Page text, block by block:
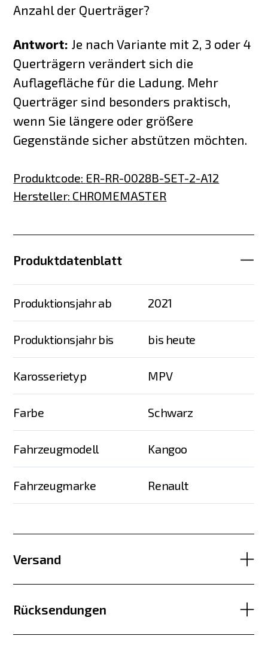
Anzahl der Querträger?
Antwort: Je nach Variante mit 2, 3 oder 4
Querträgern verändert sich die
Auflagefläche für die Ladung. Mehr
Querträger sind besonders praktisch,
wenn Sie längere oder größere
Gegenstände sicher abstützen möchten.
Produktcode: ER-RR-0028B-SET-2-A12
Hersteller: CHROMEMASTER
Produktdatenblatt
Produktionsjahr ab 2021
Produktionsjahr bis bis heute
Karosserietyp MPV
Farbe Schwarz
Fahrzeugmodell Kangoo
Fahrzeugmarke Renault
Versand
Rücksendungen